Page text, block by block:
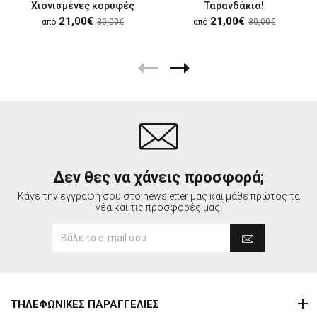
Χιονισμένες κορυφές
από 21,00€ 30,00€
Ταρανδάκια!
από 21,00€ 30,00€
Δεν θες να χάνεις προσφορά;
Κάνε την εγγραφή σου στο newsletter μας και μάθε πρώτος τα
νέα και τις προσφορές μας!
ΤΗΛΕΦΩΝΙΚΕΣ ΠΑΡΑΓΓΕΛΙΕΣ